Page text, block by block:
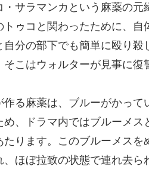
・サラマンカという麻薬の
ゥコと関わったために、
分の部下でも簡単に殴り
こはウォルターが見事に
る麻薬は、ブルーがかっ
め、ドラマ内ではブルーメ
たります。このブルーメス
ほぼ拉致の状態で連れ去ら